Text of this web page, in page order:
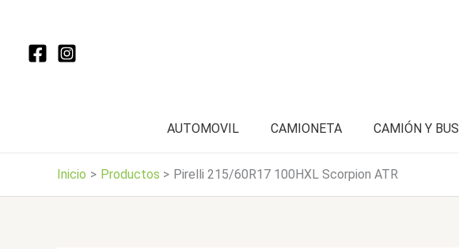
contenido
AUTOMOVIL CAMIONETA CAMIÓN Y BUS
Inicio Productos Pirelli 215/60R17 100HXL Scorpion ATR